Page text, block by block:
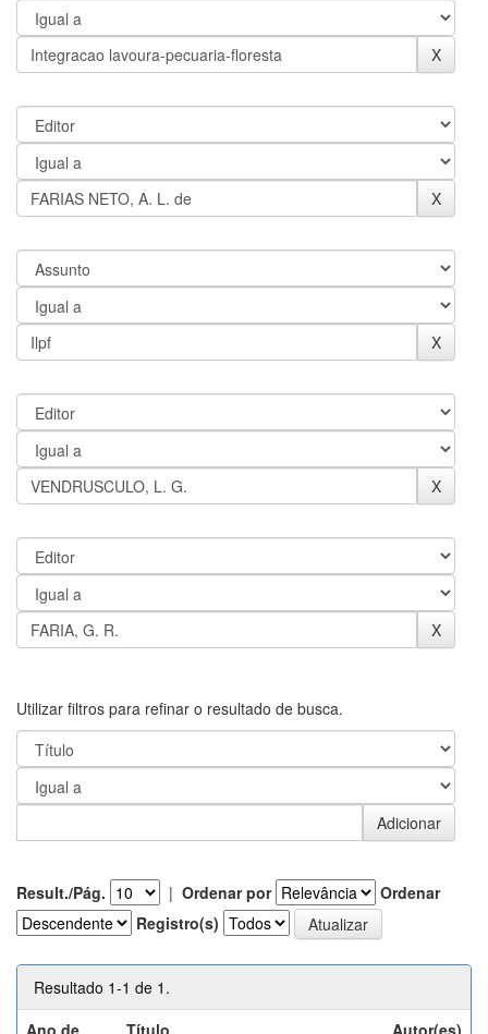
Utilizar filtros para refinar o resultado de busca.
Result./Pág. | Ordenar por
Ordenar
Registro(s)
Resultado 1-1 de 1.
Ano de
Título Autor(es)